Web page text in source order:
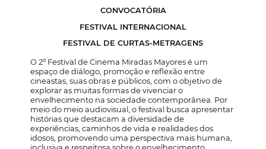
CONVOCATÓRIA
FESTIVAL INTERNACIONAL
FESTIVAL DE CURTAS-METRAGENS
O 2º Festival de Cinema Miradas Mayores é um
espaço de diálogo, promoção e reflexão entre
cineastas, suas obras e públicos, com o objetivo de
explorar as muitas formas de vivenciar o
envelhecimento na sociedade contemporânea. Por
meio do meio audiovisual, o festival busca apresentar
histórias que destacam a diversidade de
experiências, caminhos de vida e realidades dos
idosos, promovendo uma perspectiva mais humana,